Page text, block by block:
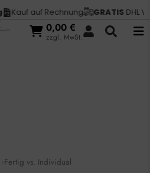
Kauf auf Rechnung GRATISDHL
0,00 €
zzgl. MwSt.
Fertig vs. Individual